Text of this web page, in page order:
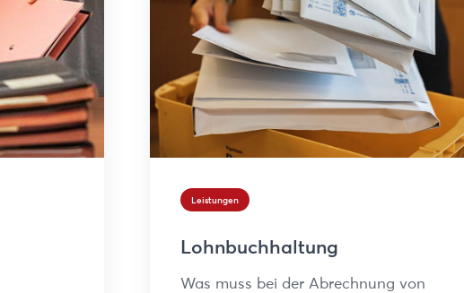
Leistungen
Lohnbuchhaltung
Was muss bei der Abrechnung von